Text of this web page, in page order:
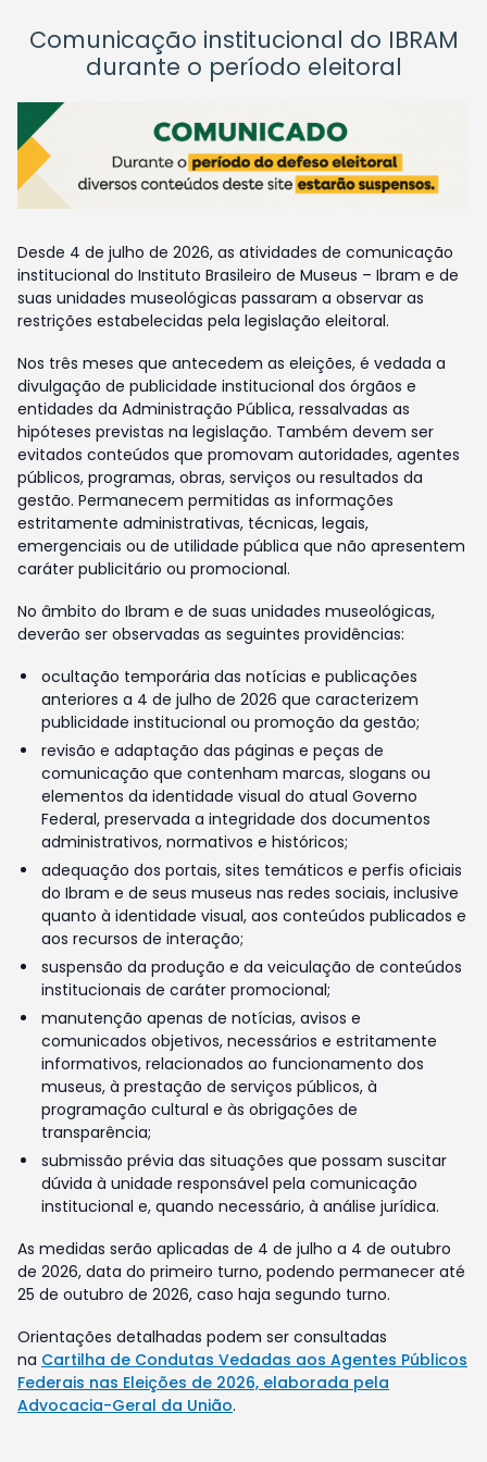
Comunicação institucional do IBRAM
durante o período eleitoral
Desde 4 de julho de 2026, as atividades de comunicação
institucional do Instituto Brasileiro de Museus – Ibram e de
suas unidades museológicas passaram a observar as
restrições estabelecidas pela legislação eleitoral.
Nos três meses que antecedem as eleições, é vedada a
divulgação de publicidade institucional dos órgãos e
entidades da Administração Pública, ressalvadas as
hipóteses previstas na legislação. Também devem ser
evitados conteúdos que promovam autoridades, agentes
públicos, programas, obras, serviços ou resultados da
gestão. Permanecem permitidas as informações
estritamente administrativas, técnicas, legais,
emergenciais ou de utilidade pública que não apresentem
caráter publicitário ou promocional.
No âmbito do Ibram e de suas unidades museológicas,
deverão ser observadas as seguintes providências:
ocultação temporária das notícias e publicações
anteriores a 4 de julho de 2026 que caracterizem
publicidade institucional ou promoção da gestão;
revisão e adaptação das páginas e peças de
comunicação que contenham marcas, slogans ou
elementos da identidade visual do atual Governo
Federal, preservada a integridade dos documentos
administrativos, normativos e históricos;
adequação dos portais, sites temáticos e perfis oficiais
do Ibram e de seus museus nas redes sociais, inclusive
quanto à identidade visual, aos conteúdos publicados e
aos recursos de interação;
suspensão da produção e da veiculação de conteúdos
institucionais de caráter promocional;
manutenção apenas de notícias, avisos e
comunicados objetivos, necessários e estritamente
informativos, relacionados ao funcionamento dos
museus, à prestação de serviços públicos, à
programação cultural e às obrigações de
transparência;
submissão prévia das situações que possam suscitar
dúvida à unidade responsável pela comunicação
institucional e, quando necessário, à análise jurídica.
As medidas serão aplicadas de 4 de julho a 4 de outubro
de 2026, data do primeiro turno, podendo permanecer até
25 de outubro de 2026, caso haja segundo turno.
Orientações detalhadas podem ser consultadas
na Cartilha de Condutas Vedadas aos Agentes Públicos
Federais nas Eleições de 2026, elaborada pela
Advocacia-Geral da União.